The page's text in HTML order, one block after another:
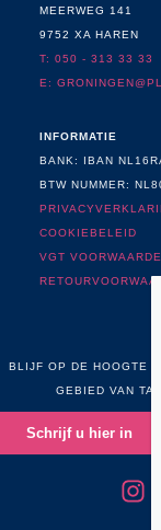
MEERWEG 141
9752 XA HAREN
T: 050 - 313 33 33
E:
INFORMATIE
BANK: IBAN
BTW NUMMER:
COOKIEBELEID
VGT
BLIJF OP DE HOOGTE
GEBIED VAN
Schrijf u hier in